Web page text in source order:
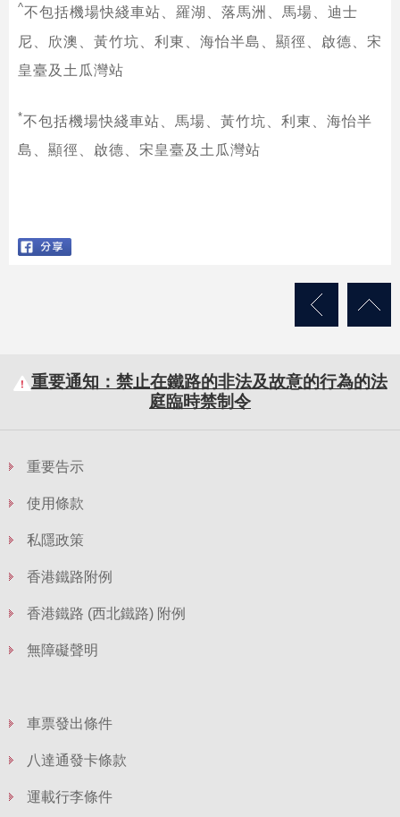
^不包括機場快綫車站、羅湖、落馬洲、馬場、迪士
尼、欣澳、黃竹坑、利東、海怡半島、顯徑、啟德、宋
皇臺及土瓜灣站
*不包括機場快綫車站、馬場、黃竹坑、利東、海怡半
島、顯徑、啟德、宋皇臺及土瓜灣站
重要通知：禁止在鐵路的非法及故意的行為的法
庭臨時禁制令
重要告示
使用條款
私隱政策
香港鐵路附例
香港鐵路 (西北鐵路) 附例
無障礙聲明
車票發出條件
八達通發卡條款
運載行李條件